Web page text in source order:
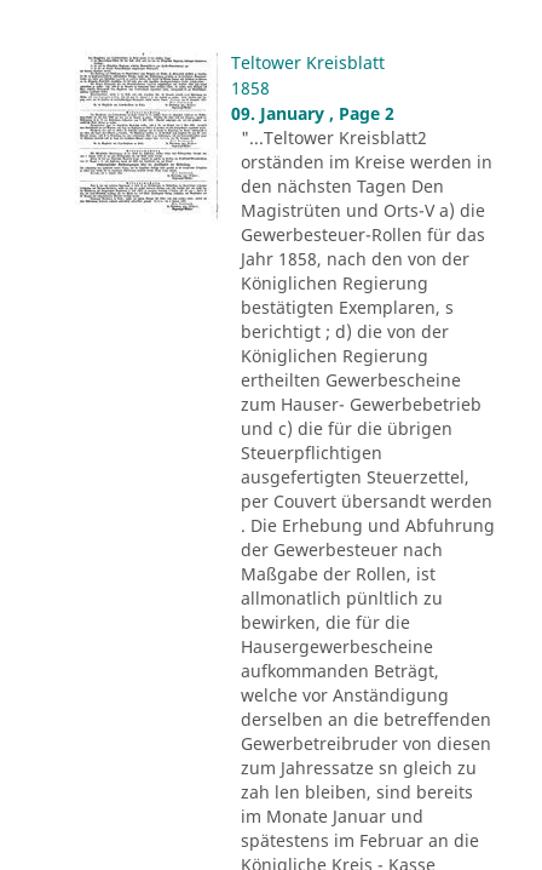
Teltower Kreisblatt
1858
09. January , Page 2
"...Teltower Kreisblatt2
orständen im Kreise werden in
den nächsten Tagen Den
Magistrüten und Orts-V a) die
Gewerbesteuer-Rollen für das
Jahr 1858, nach den von der
Königlichen Regierung
bestätigten Exemplaren, s
berichtigt ; d) die von der
Königlichen Regierung
ertheilten Gewerbescheine
zum Hauser- Gewerbebetrieb
und c) die für die übrigen
Steuerpflichtigen
ausgefertigten Steuerzettel,
per Couvert übersandt werden
. Die Erhebung und Abfuhrung
der Gewerbesteuer nach
Maßgabe der Rollen, ist
allmonatlich pünltlich zu
bewirken, die für die
Hausergewerbescheine
aufkommanden Beträgt,
welche vor Anständigung
derselben an die betreffenden
Gewerbetreibruder von diesen
zum Jahressatze sn gleich zu
zah len bleiben, sind bereits
im Monate Januar und
spätestens im Februar an die
Königliche Kreis - Kasse